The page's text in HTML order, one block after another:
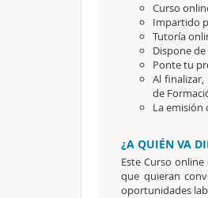
Curso
Impartido
Tutoría
Dispone
Ponte tu
Al
de
La emisión
¿A QUIÉN VA
Este Curso
que quieran
oportunidades